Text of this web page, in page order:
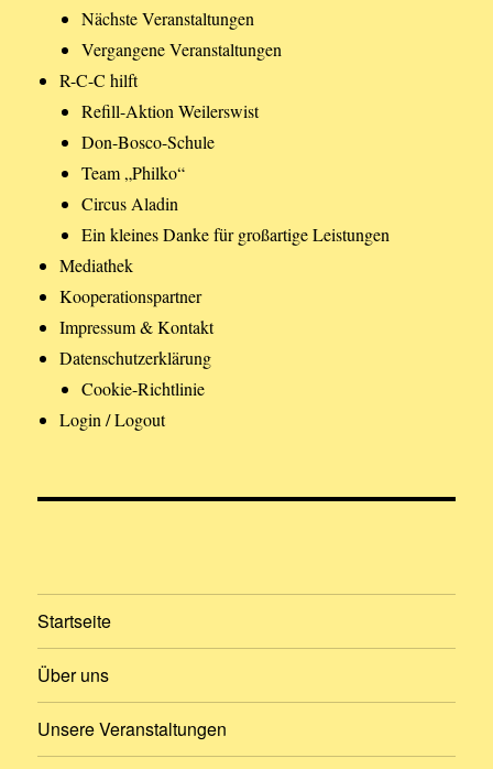
Nächste Veranstaltungen
Vergangene Veranstaltungen
R-C-C hilft
Refill-Aktion Weilerswist
Don-Bosco-Schule
Team „Philko“
Circus Aladin
Ein kleines Danke für großartige Leistungen
Mediathek
Kooperationspartner
Impressum & Kontakt
Datenschutzerklärung
Cookie-Richtlinie
Login / Logout
Startseite
Über uns
Unsere Veranstaltungen